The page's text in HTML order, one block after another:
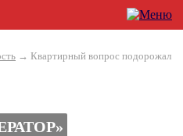
→ Квартирный вопрос подорожал